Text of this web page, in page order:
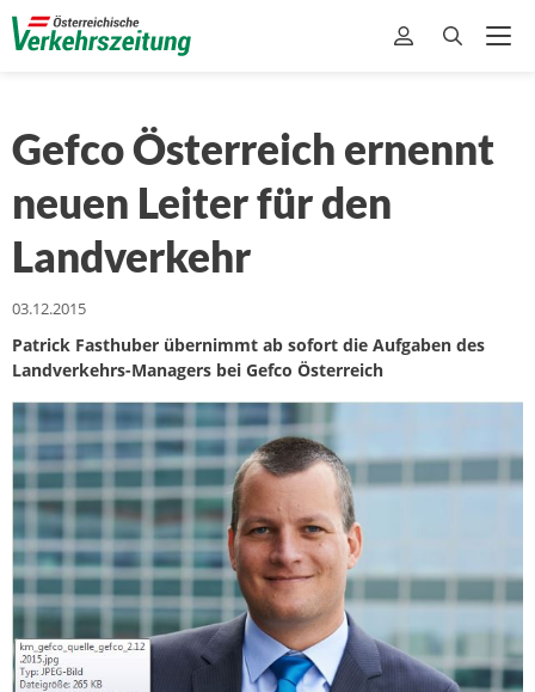
Gefco Österreich ernennt
neuen Leiter für den
Landverkehr
03.12.2015
Patrick Fasthuber übernimmt ab sofort die Aufgaben des
Landverkehrs-Managers bei Gefco Österreich